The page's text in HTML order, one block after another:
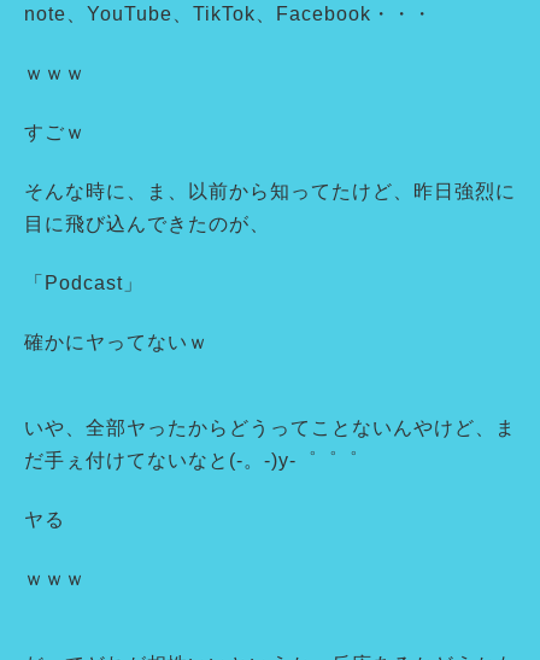
note、YouTube、TikTok、Facebook・・・
ｗｗｗ
すごｗ
そんな時に、ま、以前から知ってたけど、昨日強烈に
目に飛び込んできたのが、
「Podcast」
確かにヤってないｗ
いや、全部ヤったからどうってことないんやけど、ま
だ手ぇ付けてないなと(-。-)y-゜゜゜
ヤる
ｗｗｗ